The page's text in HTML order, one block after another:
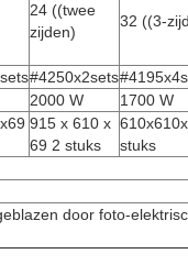
24 ((twee
zijden)
32 ((3-
#4250x2sets
2000 W 1700 W
915 x 610 x
69 2 stuks
stuks
door foto-